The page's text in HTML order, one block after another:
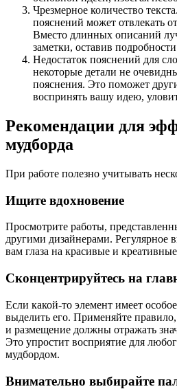
Чрезмерное количество
пояснений может отвлекать
Вместо длинных описаний
заметки, оставив
Недостаток пояснений для
некоторые детали не
пояснения. Это поможет
воспринять вашу идею,
Рекомендации для
мудборда
При работе полезно учитывать
Ищите вдохновение
Просмотрите работы,
другими дизайнерами. Регулярное
вам глаза на красивые и
Сконцентрируйтесь на
Если какой-то элемент имеет
выделить его. Применяйте
и размещение должны отражать
Это упростит восприятие для
мудбордом.
Внимательно выбирайте